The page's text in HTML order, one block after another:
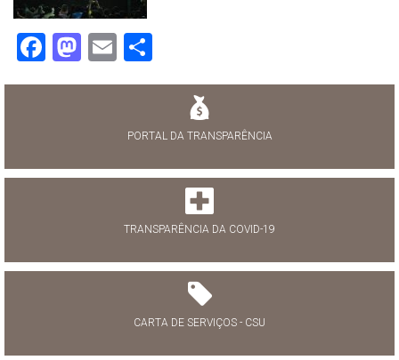
Facebook
Mastodon
Email
PORTAL DA TRANSPARÊNCIA
TRANSPARÊNCIA DA COVID-19
CARTA DE SERVIÇOS - CSU